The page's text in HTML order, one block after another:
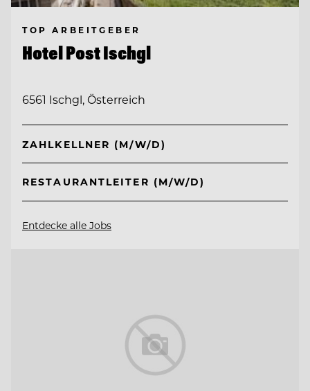
TOP ARBEITGEBER
Hotel Post Ischgl
6561 Ischgl, Österreich
ZAHLKELLNER (M/W/D)
RESTAURANTLEITER (M/W/D)
Entdecke alle Jobs